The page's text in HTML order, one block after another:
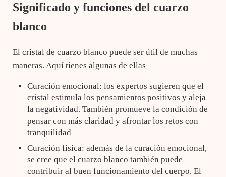
Significado y funciones del cuarzo
blanco
El cristal de cuarzo blanco puede ser útil de muchas
maneras. Aquí tienes algunas de ellas
Curación emocional: los expertos sugieren que el
cristal estimula los pensamientos positivos y aleja
la negatividad. También promueve la condición de
pensar con más claridad y afrontar los retos con
tranquilidad
Curación física: además de la curación emocional,
se cree que el cuarzo blanco también puede
contribuir al buen funcionamiento del cuerpo. El